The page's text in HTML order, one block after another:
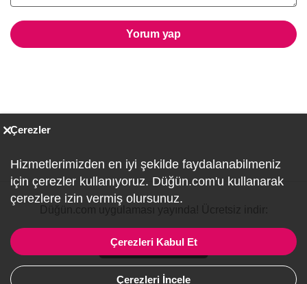
Yorum yap
Çerezler
Hizmetlerimizden en iyi şekilde faydalanabilmeniz
için çerezler kullanıyoruz. Düğün.com'u kullanarak
çerezlere izin vermiş olursunuz.
Çerezleri Kabul Et
Çerezleri İncele